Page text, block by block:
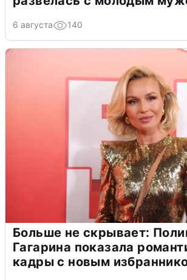
6 августа 140
Больше не скрывает:
Гагарина показала
кадры с новым